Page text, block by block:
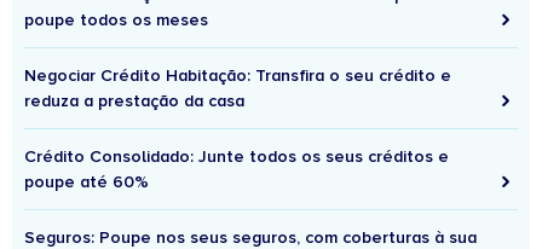
poupe todos os meses
Negociar Crédito Habitação: Transfira o seu crédito e
reduza a prestação da casa
Crédito Consolidado: Junte todos os seus créditos e
poupe até 60%
Seguros: Poupe nos seus seguros, com coberturas à sua